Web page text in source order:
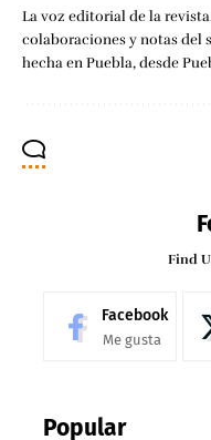
La voz editorial de la
colaboraciones y notas del
hecha en Puebla, desde
Find
Facebook
Me gusta
Popular